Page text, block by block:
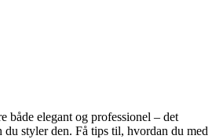
både elegant og professionel – det
styler den. Få tips til, hvordan du med